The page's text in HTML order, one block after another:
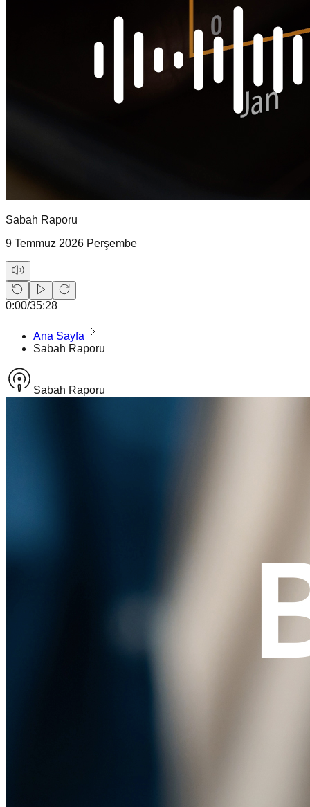
Sabah Raporu
9 Temmuz 2026 Perşembe
0:00/35:28
Ana Sayfa
Sabah Raporu
Sabah Raporu